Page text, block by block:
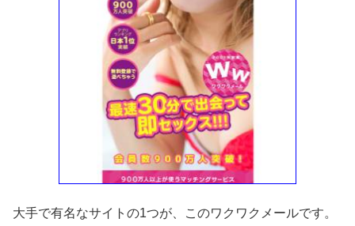
大手で有名なサイトの1つが、このワクワクメールです。